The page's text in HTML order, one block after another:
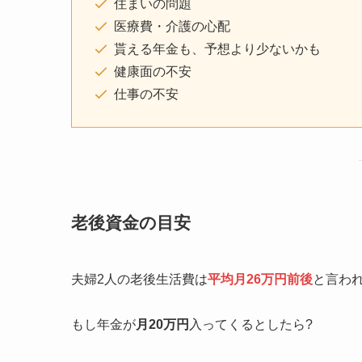
住まいの問題
医療費・介護の心配
貰える年金も、予想より少ないかも
健康面の不安
仕事の不安
老後資金の目安
夫婦2人の老後生活費は平均月26万円前後と言わ
もし年金が月20万円 入ってくるとしたら?